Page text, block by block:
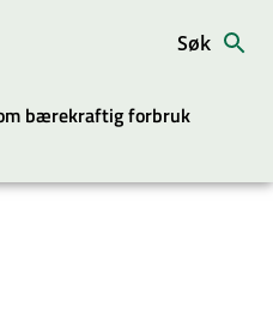
bærekraftig forbruk
Søk